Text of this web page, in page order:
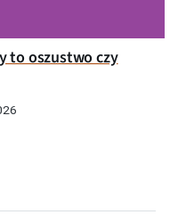
to oszustwo czy